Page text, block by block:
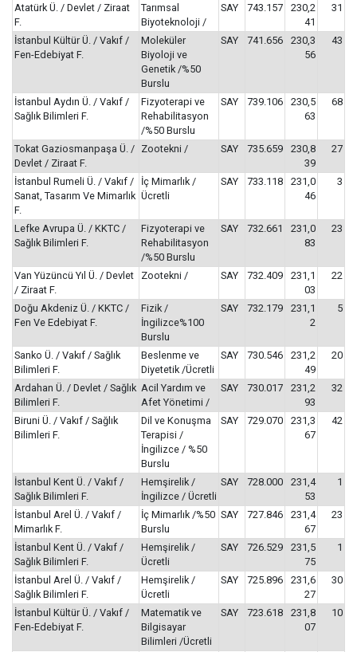
Atatürk Ü. / Devlet / Ziraat
F.
Tarımsal
Biyoteknoloji /
SAY 743.157
230,2
41
31
İstanbul Kültür Ü. / Vakıf /
Fen-Edebiyat F.
Moleküler
Biyoloji ve
Genetik /%50
Burslu
SAY 741.656
230,3
56
43
İstanbul Aydın Ü. / Vakıf /
Sağlık Bilimleri F.
Fizyoterapi ve
Rehabilitasyon
/%50 Burslu
SAY 739.106
230,5
63
68
Tokat Gaziosmanpaşa Ü. /
Devlet / Ziraat F.
Zootekni / SAY 735.659
230,8
39
27
İstanbul Rumeli Ü. / Vakıf /
Sanat, Tasarım Ve Mimarlık
F.
İç Mimarlık /
Ücretli
SAY 733.118
231,0
46
3
Lefke Avrupa Ü. / KKTC /
Sağlık Bilimleri F.
Fizyoterapi ve
Rehabilitasyon
/%50 Burslu
SAY 732.661
231,0
83
23
Van Yüzüncü Yıl Ü. / Devlet
/ Ziraat F.
Zootekni / SAY 732.409
231,1
03
22
Doğu Akdeniz Ü. / KKTC /
Fen Ve Edebiyat F.
Fizik /
İngilizce%100
Burslu
SAY 732.179
231,1
2
5
Sanko Ü. / Vakıf / Sağlık
Bilimleri F.
Beslenme ve
Diyetetik /Ücretli
SAY 730.546
231,2
49
20
Ardahan Ü. / Devlet / Sağlık
Bilimleri F.
Acil Yardım ve
Afet Yönetimi /
SAY 730.017
231,2
93
32
Biruni Ü. / Vakıf / Sağlık
Bilimleri F.
Dil ve Konuşma
Terapisi /
İngilizce / %50
Burslu
SAY 729.070
231,3
67
42
İstanbul Kent Ü. / Vakıf /
Sağlık Bilimleri F.
Hemşirelik /
İngilizce / Ücretli
SAY 728.000
231,4
53
1
İstanbul Arel Ü. / Vakıf /
Mimarlık F.
İç Mimarlık /%50
Burslu
SAY 727.846
231,4
67
23
İstanbul Kent Ü. / Vakıf /
Sağlık Bilimleri F.
Hemşirelik /
Ücretli
SAY 726.529
231,5
75
1
İstanbul Arel Ü. / Vakıf /
Sağlık Bilimleri F.
Hemşirelik /
Ücretli
SAY 725.896
231,6
27
30
İstanbul Kültür Ü. / Vakıf /
Fen-Edebiyat F.
Matematik ve
Bilgisayar
Bilimleri /Ücretli
SAY 723.618
231,8
07
10